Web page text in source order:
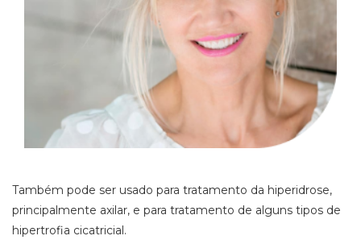
Também pode ser usado para tratamento da hiperidrose,
principalmente axilar, e para tratamento de alguns tipos de
hipertrofia cicatricial.